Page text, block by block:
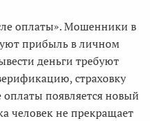
оплаты». Мошенники в
прибыль в личном
деньги требуют
страховку
оплаты появляется новый
человек не прекращает